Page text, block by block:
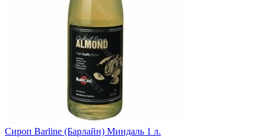
Сироп Barline (Барлайн) Миндаль 1 л.